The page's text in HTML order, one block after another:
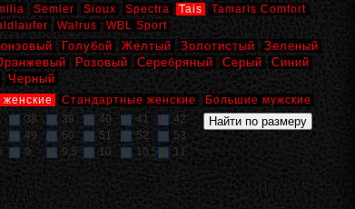
Semler Sioux Spectra Tais
Tamaris Comfort
Walrus WBL Sport
Голубой Желтый Золотистый
Зеленый
Розовый Серебряный Серый
Синий
Черный
Стандартные женские Большие мужские
38 39 40 41
42
49 50 51 52
53
9 9,5 10 10,5 11